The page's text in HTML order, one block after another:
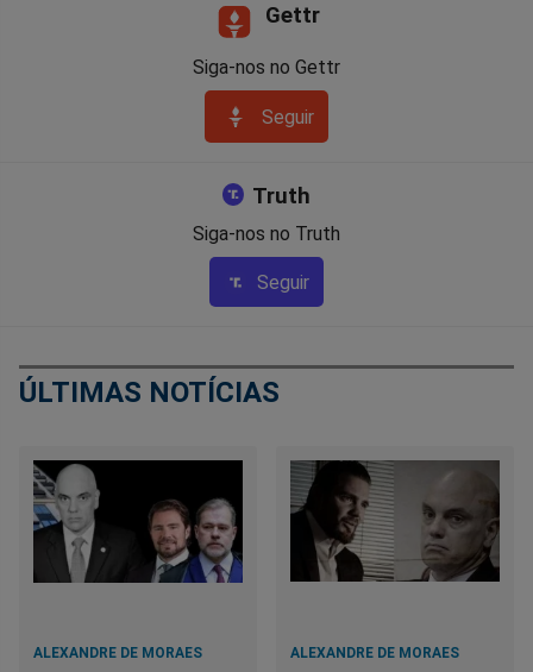
Gettr
Siga-nos no Gettr
Seguir
Truth
Siga-nos no Truth
Seguir
ÚLTIMAS NOTÍCIAS
ALEXANDRE DE MORAES ALEXANDRE DE MORAES